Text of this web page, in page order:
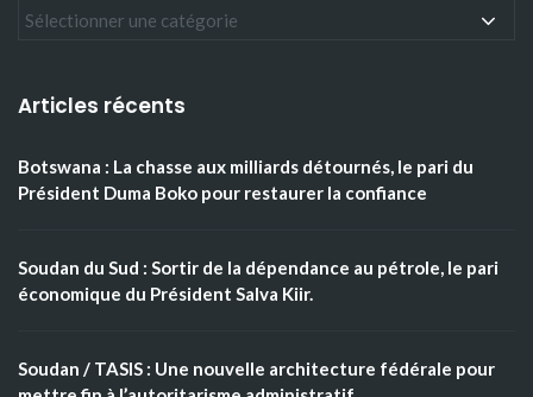
Articles récents
Botswana : La chasse aux milliards détournés, le pari du
Président Duma Boko pour restaurer la confiance
Soudan du Sud : Sortir de la dépendance au pétrole, le pari
économique du Président Salva Kiir.
Soudan / TASIS : Une nouvelle architecture fédérale pour